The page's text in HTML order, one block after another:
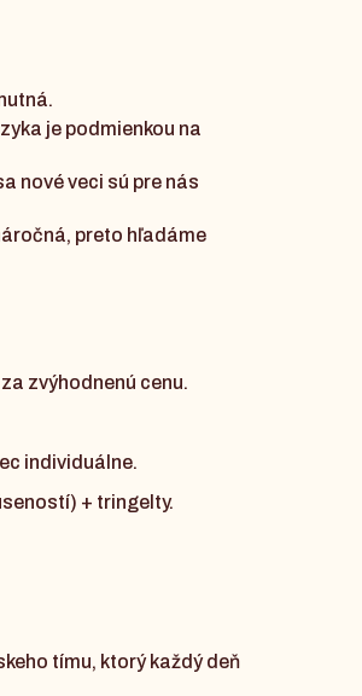
je podmienkou na
nové veci sú pre nás
preto hľadáme
zvýhodnenú cenu.
individuálne.
+ tringelty.
tímu, ktorý každý deň